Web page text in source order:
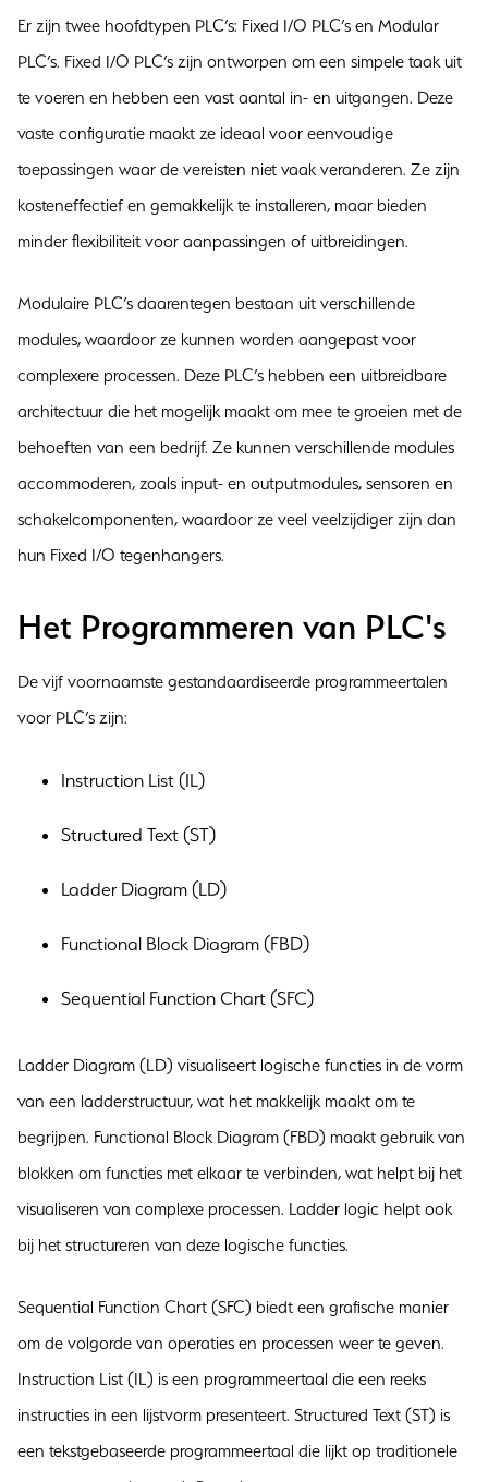
Er zijn twee hoofdtypen PLC’s: Fixed I/O PLC’s en Modular
PLC’s. Fixed I/O PLC’s zijn ontworpen om een simpele taak uit
te voeren en hebben een vast aantal in- en uitgangen. Deze
vaste configuratie maakt ze ideaal voor eenvoudige
toepassingen waar de vereisten niet vaak veranderen. Ze zijn
kosteneffectief en gemakkelijk te installeren, maar bieden
minder flexibiliteit voor aanpassingen of uitbreidingen.
Modulaire PLC’s daarentegen bestaan uit verschillende
modules, waardoor ze kunnen worden aangepast voor
complexere processen. Deze PLC’s hebben een uitbreidbare
architectuur die het mogelijk maakt om mee te groeien met de
behoeften van een bedrijf. Ze kunnen verschillende modules
accommoderen, zoals input- en outputmodules, sensoren en
schakelcomponenten, waardoor ze veel veelzijdiger zijn dan
hun Fixed I/O tegenhangers.
Het Programmeren van PLC's
De vijf voornaamste gestandaardiseerde programmeertalen
voor PLC’s zijn:
Instruction List (IL)
Structured Text (ST)
Ladder Diagram (LD)
Functional Block Diagram (FBD)
Sequential Function Chart (SFC)
Ladder Diagram (LD) visualiseert logische functies in de vorm
van een ladderstructuur, wat het makkelijk maakt om te
begrijpen. Functional Block Diagram (FBD) maakt gebruik van
blokken om functies met elkaar te verbinden, wat helpt bij het
visualiseren van complexe processen. Ladder logic helpt ook
bij het structureren van deze logische functies.
Sequential Function Chart (SFC) biedt een grafische manier
om de volgorde van operaties en processen weer te geven.
Instruction List (IL) is een programmeertaal die een reeks
instructies in een lijstvorm presenteert. Structured Text (ST) is
een tekstgebaseerde programmeertaal die lijkt op traditionele